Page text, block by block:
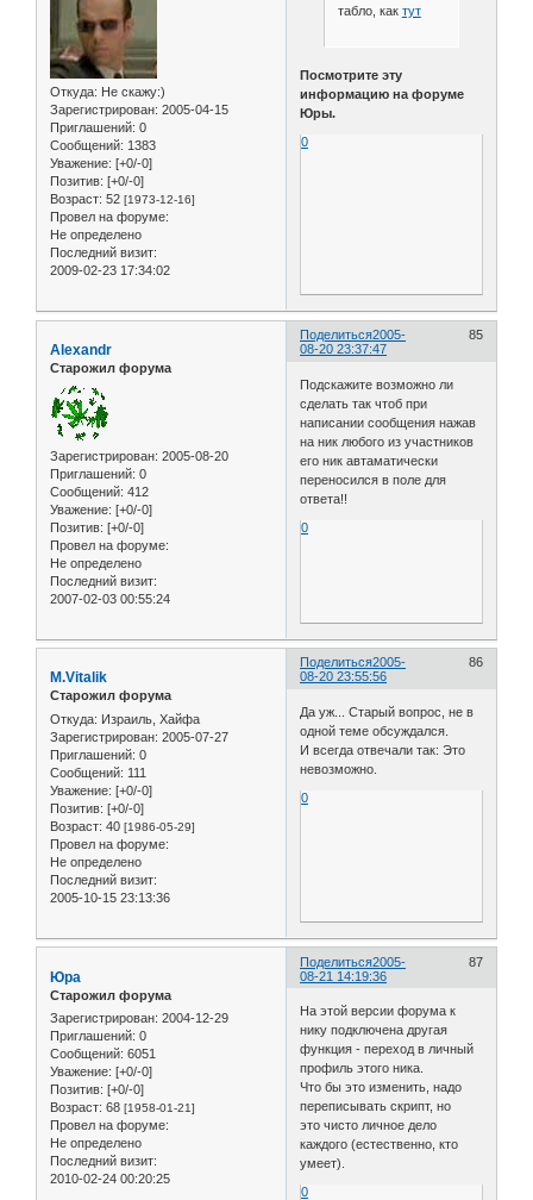
Откуда: Не скажу:)
Зарегистрирован: 2005-04-15
Приглашений: 0
Сообщений: 1383
Уважение: [+0/-0]
Позитив: [+0/-0]
Возраст: 52 [1973-12-16]
Провел на форуме:
Не определено
Последний визит:
2009-02-23 17:34:02
табло, как тут
Посмотрите эту
информацию на форуме
Юры.
0
Поделиться 85
2005-
08-20 23:37:47
Alexandr
Старожил форума
Зарегистрирован: 2005-08-20
Приглашений: 0
Сообщений: 412
Уважение: [+0/-0]
Позитив: [+0/-0]
Провел на форуме:
Не определено
Последний визит:
2007-02-03 00:55:24
Подскажите возможно ли
сделать так чтоб при
написании сообщения нажав
на ник любого из участников
его ник автаматически
переносился в поле для
ответа!!
0
Поделиться 86
2005-
08-20 23:55:56
M.Vitalik
Старожил форума
Откуда: Израиль, Хайфа
Зарегистрирован: 2005-07-27
Приглашений: 0
Сообщений: 111
Уважение: [+0/-0]
Позитив: [+0/-0]
Возраст: 40 [1986-05-29]
Провел на форуме:
Не определено
Последний визит:
2005-10-15 23:13:36
Да уж... Старый вопрос, не в
одной теме обсуждался.
И всегда отвечали так: Это
невозможно.
0
Поделиться 87
2005-
08-21 14:19:36
Юра
Старожил форума
Зарегистрирован: 2004-12-29
Приглашений: 0
Сообщений: 6051
Уважение: [+0/-0]
Позитив: [+0/-0]
Возраст: 68 [1958-01-21]
Провел на форуме:
Не определено
Последний визит:
2010-02-24 00:20:25
На этой версии форума к
нику подключена другая
функция - переход в личный
профиль этого ника.
Что бы это изменить, надо
переписывать скрипт, но
это чисто личное дело
каждого (естественно, кто
умеет).
0